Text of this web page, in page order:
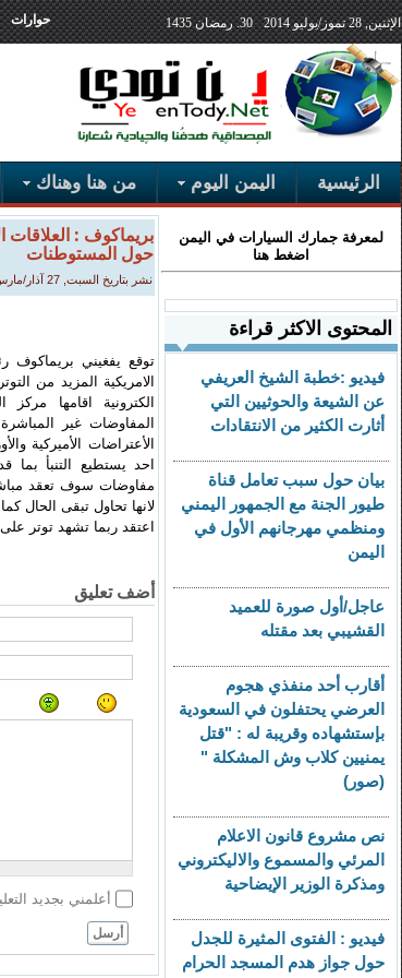
الإثنين, 28 تموز/يوليو 2014 30. رمضان 1435 حوارات
الرئيسية اليمن اليوم من هنا وهناك
بريماكوف : العلاقات
حول المستوطنات
نشر بتاريخ السبت, 27 آذار/مارس 2010 13:09
توقع يفغيني بريماكوف
الامريكية المزيد من
الكترونية اقامها
المفاوضات غير
الأعتراضات الأميركية
احد يستطيع التنبأ
مفاوضات سوف تعقد
لانها تحاول تبقى الحال
اعتقد ربما تشهد توتر
أضف تعليق
أعلمني بجديد
أرسل
لمعرفة جمارك السيارات في اليمن
اضغط هنا
المحتوى الاكثر قراءة
فيديو :خطبة الشيخ العريفي
عن الشيعة والحوثيين التي
أثارت الكثير من الانتقادات
بيان حول سبب تعامل قناة
طيور الجنة مع الجمهور اليمني
ومنظمي مهرجانهم الأول في
اليمن
عاجل/أول صورة للعميد
القشيبي بعد مقتله
أقارب أحد منفذي هجوم
العرضي يحتفلون في السعودية
بإستشهاده وقريبة له : "قتل
يمنيين كلاب وش المشكلة "
(صور)
نص مشروع قانون الاعلام
المرئي والمسموع والاليكتروني
ومذكرة الوزير الإيضاحية
فيديو : الفتوى المثيرة للجدل
حول جواز هدم المسجد الحرام